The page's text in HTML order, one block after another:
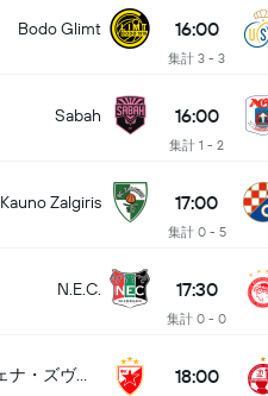
Bodo Glimt 16:00
集計 3 - 3
Sabah 16:00
集計 1 - 2
Kauno Zalgiris 17:00
集計 0 - 5
N.E.C. 17:30
集計 0 - 0
FKクルヴェナ・ズヴェズダ 18:00